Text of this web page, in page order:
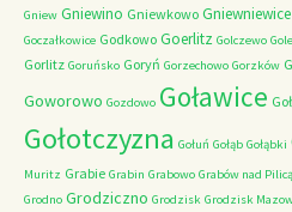
Gniew Gniewino Gniewkowo Gniewniewice
Goczałkowice Godkowo Goerlitz Golczewo
Gorlitz Goruńsko Goryń Gorzechowo Gorzków
Goworowo Gozdowo Goławice
Gołotczyzna Gołuń Gołąb Gołąbki
Muritz Grabie Grabin Grabowo Grabów nad Pilicą
Grodno Grodziczno Grodzisk Grodzisk